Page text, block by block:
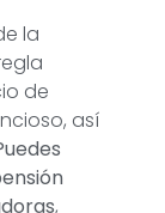
la
de
así
,